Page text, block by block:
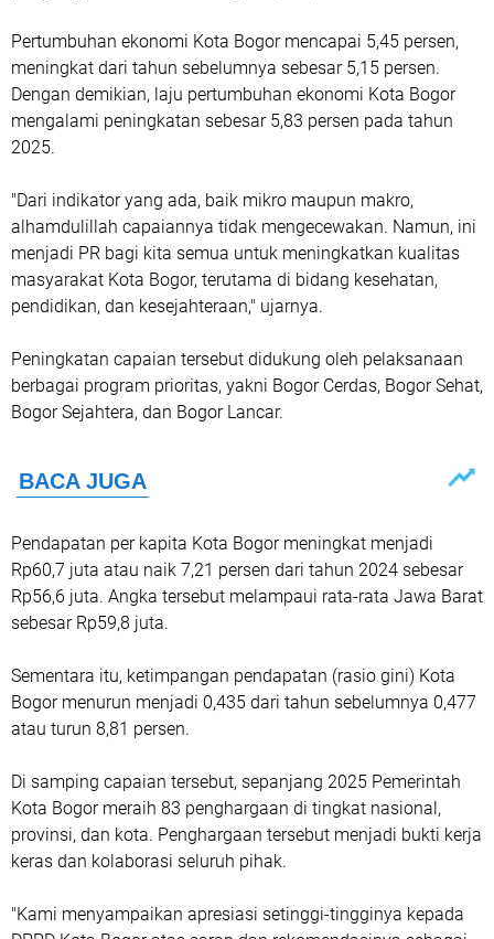
Pertumbuhan ekonomi Kota Bogor mencapai 5,45 persen,
meningkat dari tahun sebelumnya sebesar 5,15 persen.
Dengan demikian, laju pertumbuhan ekonomi Kota Bogor
mengalami peningkatan sebesar 5,83 persen pada tahun
2025.
"Dari indikator yang ada, baik mikro maupun makro,
alhamdulillah capaiannya tidak mengecewakan. Namun, ini
menjadi PR bagi kita semua untuk meningkatkan kualitas
masyarakat Kota Bogor, terutama di bidang kesehatan,
pendidikan, dan kesejahteraan," ujarnya.
Peningkatan capaian tersebut didukung oleh pelaksanaan
berbagai program prioritas, yakni Bogor Cerdas, Bogor Sehat,
Bogor Sejahtera, dan Bogor Lancar.
Pendapatan per kapita Kota Bogor meningkat menjadi
Rp60,7 juta atau naik 7,21 persen dari tahun 2024 sebesar
Rp56,6 juta. Angka tersebut melampaui rata-rata Jawa Barat
sebesar Rp59,8 juta.
Sementara itu, ketimpangan pendapatan (rasio gini) Kota
Bogor menurun menjadi 0,435 dari tahun sebelumnya 0,477
atau turun 8,81 persen.
Di samping capaian tersebut, sepanjang 2025 Pemerintah
Kota Bogor meraih 83 penghargaan di tingkat nasional,
provinsi, dan kota. Penghargaan tersebut menjadi bukti kerja
keras dan kolaborasi seluruh pihak.
"Kami menyampaikan apresiasi setinggi-tingginya kepada